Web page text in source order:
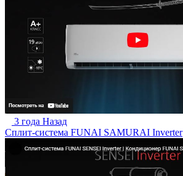
3 года Назад
Сплит-система FUNAI SAMURAI Inverter